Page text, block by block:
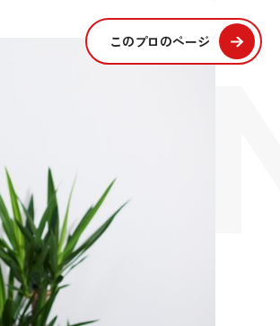
このプロのページ